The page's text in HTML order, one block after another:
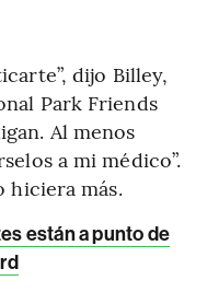
dijo Billey,
Park Friends
Al menos
a mi médico”.
hiciera más.
están a punto de